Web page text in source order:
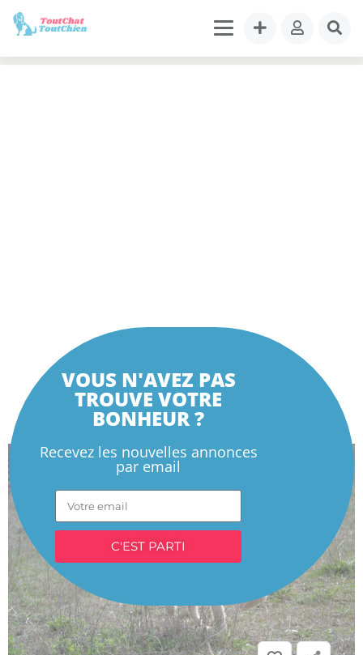
CHIEN»Association / Refuge » MASHA
VOUS N'AVEZ PAS
TROUVE VOTRE
BONHEUR ?
Recevez les nouvelles annonces
par email
C'EST PARTI